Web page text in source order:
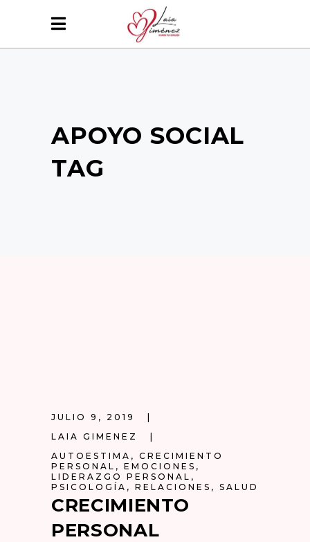
APOYO SOCIAL
TAG
JULIO 9, 2019
LAIA GIMENEZ
AUTOESTIMA , CRECIMIENTO
PERSONAL , EMOCIONES ,
LIDERAZGO PERSONAL ,
PSICOLOGÍA , RELACIONES , SALUD
CRECIMIENTO
PERSONAL